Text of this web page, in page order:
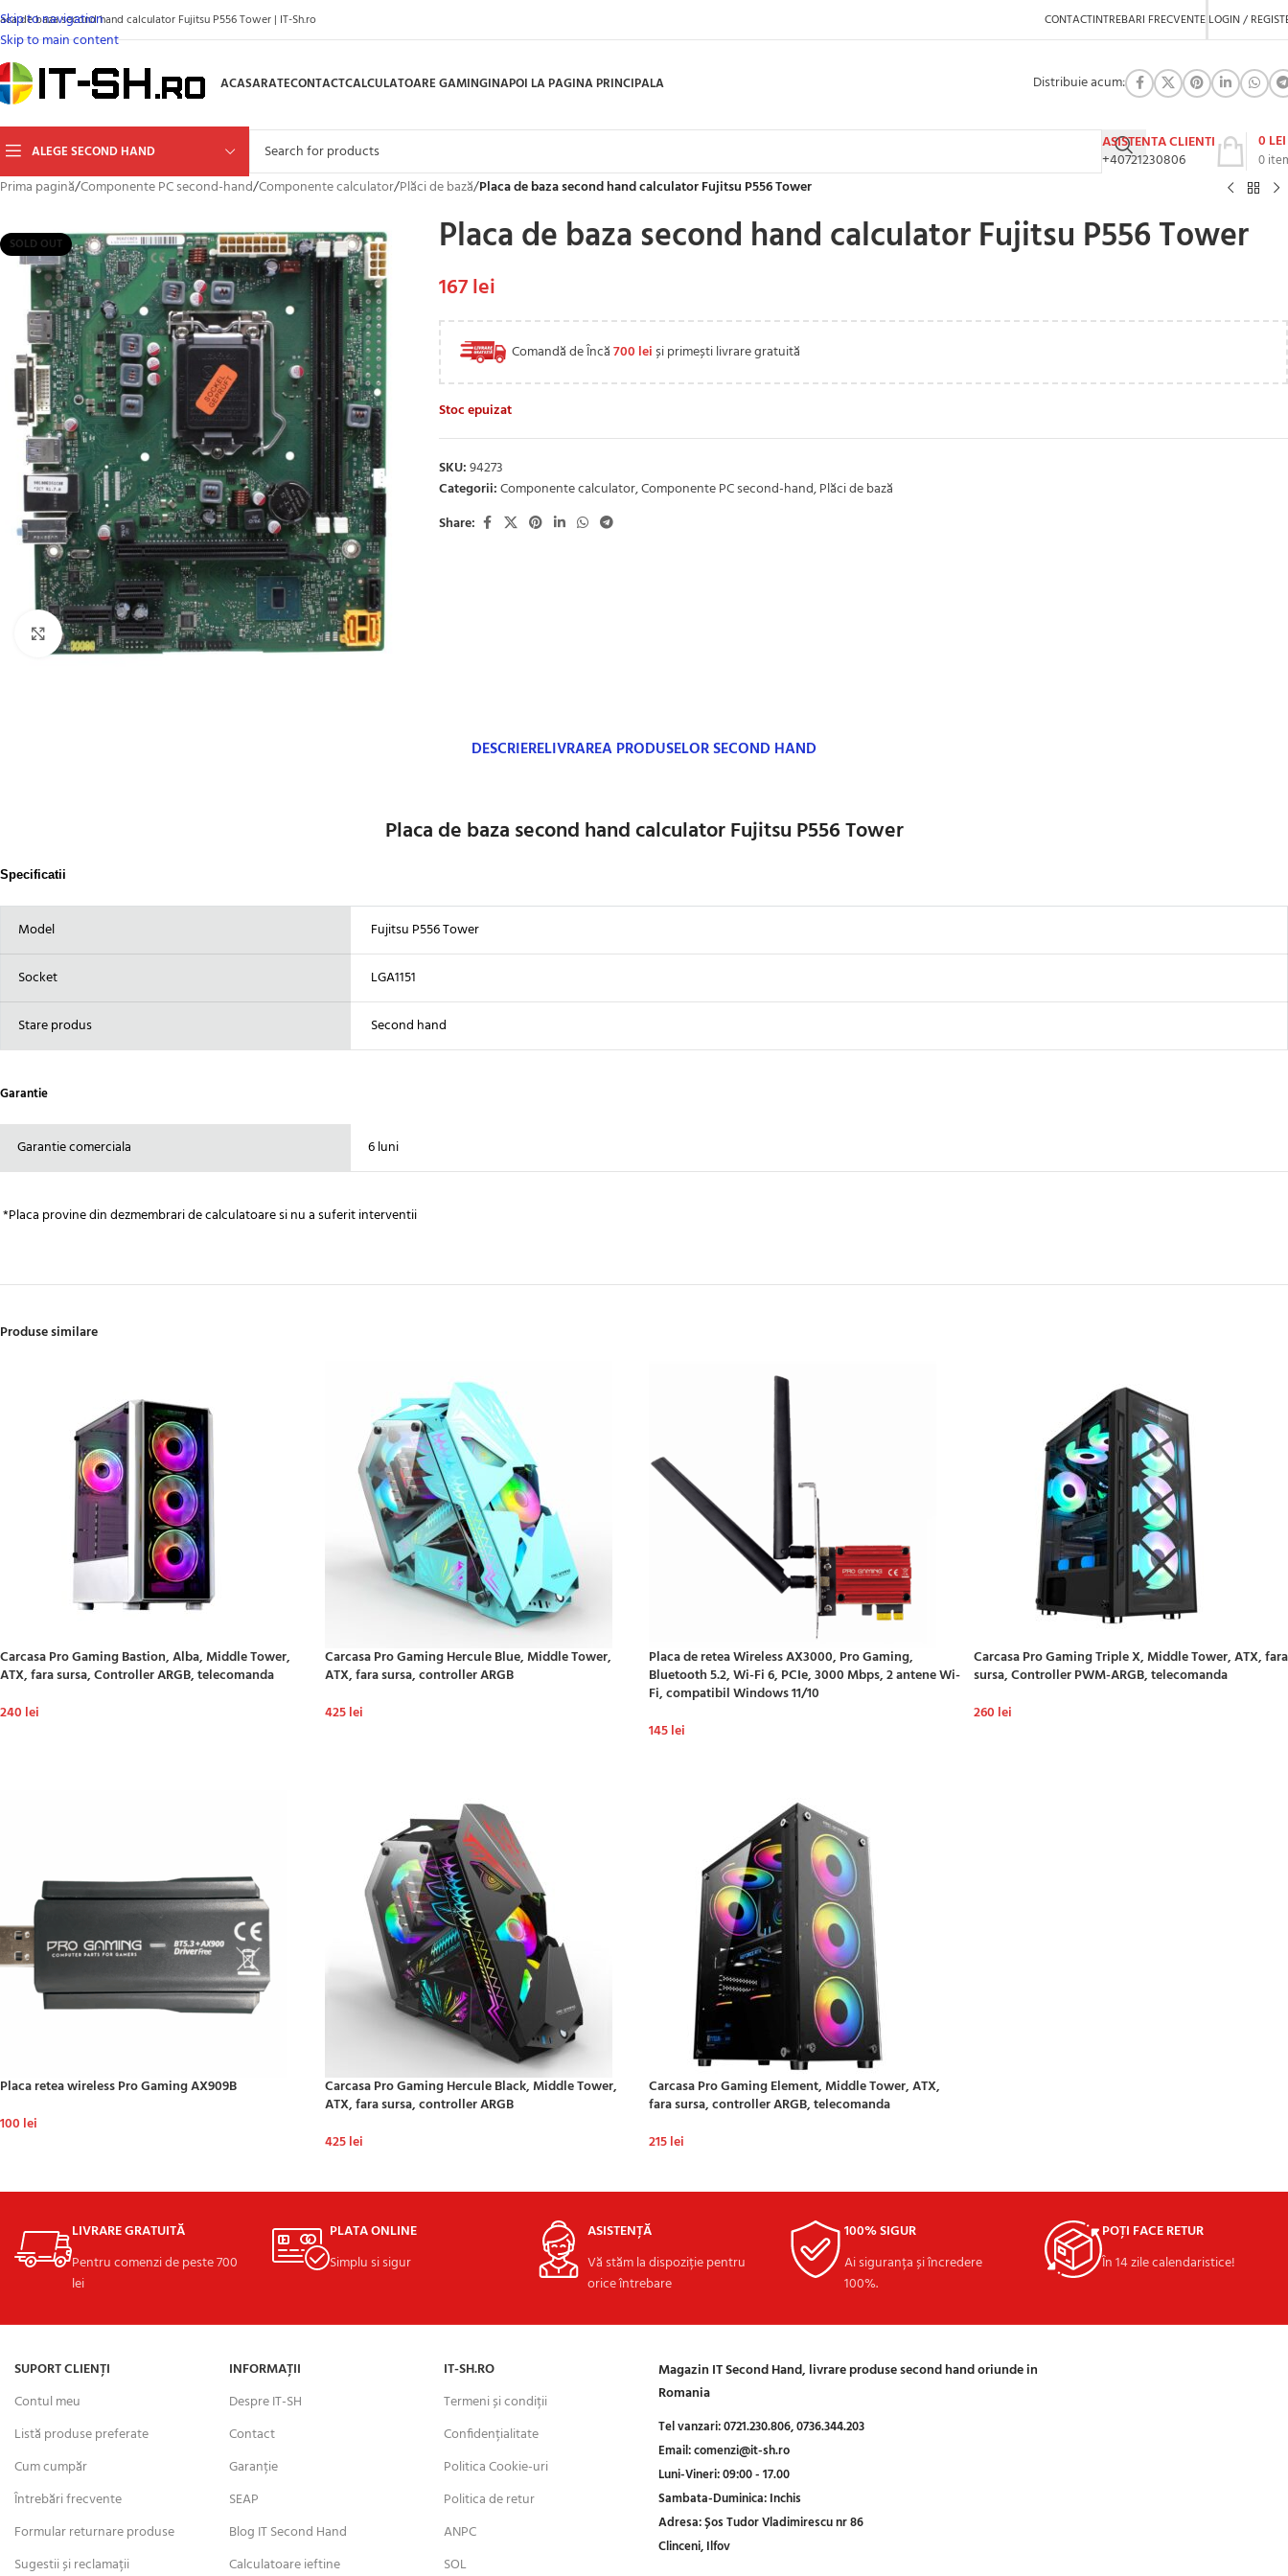
Skip to navigation
Skip to main content
de baza second hand calculator Fujitsu P556 Tower | IT-Sh.ro CONTACTINTREBARI FRECVENTE LOGIN /
ACASARATECONTACTCALCULATOARE GAMINGINAPOI LA PAGINA PRINCIPALA Distribuie acum:
ALEGE SECOND HAND
ASISTENTA CLIENTI
+40721230806
0
0 LEI
Prima pagină/Componente PC second-hand/Componente calculator/Plăci de bază/Placa de baza second hand calculator Fujitsu P556 Tower
SOLD OUT
Click to enlarge
Placa de baza second hand calculator Fujitsu P556 Tower
167lei
Comandă de Încă700 leiși primești livrare gratuită
Stoc epuizat
SKU:94273
Categorii:Componente calculator,Componente PC second-hand,Plăci de bază
Share:
DESCRIERELIVRAREA PRODUSELOR SECOND HAND
Placa de baza second hand calculator Fujitsu P556 Tower
Specificatii
Model Fujitsu P556 Tower
Socket LGA1151
Stare produs Second hand
Garantie
Garantie comerciala 6 luni
*Placa provine din dezmembrari de calculatoare si nu a suferit interventii
Produse similare
Carcasa Pro Gaming Bastion, Alba, Middle Tower,
ATX, fara sursa, Controller ARGB, telecomanda
240 lei
Carcasa Pro Gaming Hercule Blue, Middle Tower,
ATX, fara sursa, controller ARGB
425lei
Placa de retea Wireless AX3000, Pro Gaming,
Bluetooth 5.2, Wi-Fi 6, PCIe, 3000 Mbps, 2 antene Wi-
Fi, compatibil Windows 11/10
145lei
Carcasa Pro Gaming Triple X, Middle Tower, ATX, fara
sursa, Controller PWM-ARGB, telecomanda
260 lei
Placa retea wireless Pro Gaming AX909B
100 lei
Carcasa Pro Gaming Hercule Black, Middle Tower,
ATX, fara sursa, controller ARGB
425lei
Carcasa Pro Gaming Element, Middle Tower, ATX,
fara sursa, controller ARGB, telecomanda
215lei
LIVRARE GRATUITĂ
Pentru comenzi de peste 700
lei
PLATA ONLINE
Simplu si sigur
ASISTENȚĂ
Vă stăm la dispoziție pentru
orice întrebare
100% SIGUR
Ai siguranța și încredere
100%.
POȚI FACE RETUR
În 14 zile calendaristice!
SUPORT CLIENȚI
Contul meu
Listă produse preferate
Cum cumpăr
Întrebări frecvente
Formular returnare produse
Sugestii și reclamații
INFORMAȚII
Despre IT-SH
Contact
Garanție
SEAP
Blog IT Second Hand
Calculatoare ieftine
IT-SH.RO
Termeni și condiții
Confidențialitate
Politica Cookie-uri
Politica de retur
ANPC
SOL
Magazin IT Second Hand, livrare produse second hand oriunde in
Romania
Tel vanzari:0721.230.806,0736.344.203
Email:comenzi@it-sh.ro
Luni-Vineri:09:00 - 17.00
Sambata-Duminica:Inchis
Adresa:Șos Tudor Vladimirescu nr 86
Clinceni, Ilfov